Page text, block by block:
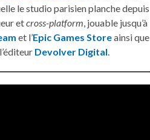
le studio parisien planche depuis
etcross-platform , jouable jusqu’à
et l’Epic Games Storeainsi que
Devolver Digital